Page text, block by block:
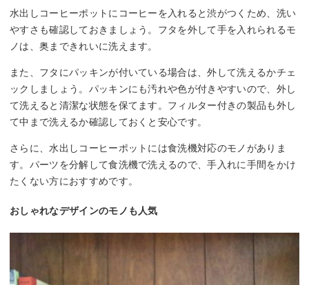
水出しコーヒーポットにコーヒーを入れると渋がつくため、洗い
やすさも確認しておきましょう。フタを外して手を入れられるモ
ノは、奥まできれいに洗えます。
また、フタにパッキンが付いている場合は、外して洗えるかチェ
ックしましょう。パッキンにも汚れや色が付きやすいので、外し
て洗えると清潔な状態を保てます。フィルター付きの製品も外し
て中まで洗えるか確認しておくと安心です。
さらに、水出しコーヒーポットには食洗機対応のモノがありま
す。パーツを分解して食洗機で洗えるので、手入れに手間をかけ
たくない方におすすめです。
おしゃれなデザインのモノも人気